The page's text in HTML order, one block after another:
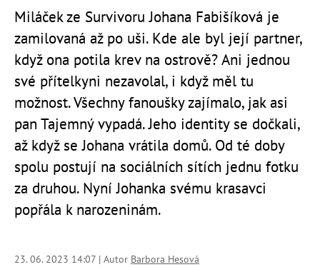
Miláček ze Survivoru Johana Fabišíková je
zamilovaná až po uši. Kde ale byl její partner,
když ona potila krev na ostrově? Ani jednou
své přítelkyni nezavolal, i když měl tu
možnost. Všechny fanoušky zajímalo, jak asi
pan Tajemný vypadá. Jeho identity se dočkali,
až když se Johana vrátila domů. Od té doby
spolu postují na sociálních sítích jednu fotku
za druhou. Nyní Johanka svému krasavci
popřála k narozeninám.
23. 06. 2023 14:07 | Autor Barbora Hesová